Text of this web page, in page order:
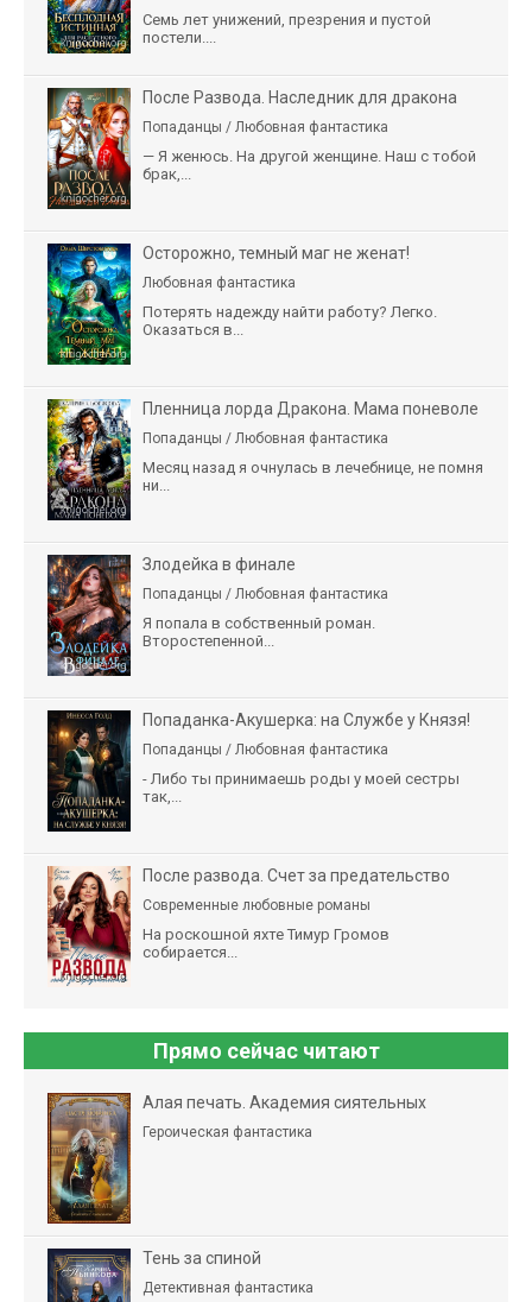
Семь лет унижений, презрения и пустой
постели....
После Развода. Наследник для дракона
Попаданцы / Любовная фантастика
— Я женюсь. На другой женщине. Наш с тобой
брак,...
Осторожно, темный маг не женат!
Любовная фантастика
Потерять надежду найти работу? Легко.
Оказаться в...
Пленница лорда Дракона. Мама поневоле
Попаданцы / Любовная фантастика
Месяц назад я очнулась в лечебнице, не помня
ни...
Злодейка в финале
Попаданцы / Любовная фантастика
Я попала в собственный роман.
Второстепенной...
Попаданка-Акушерка: на Службе у Князя!
Попаданцы / Любовная фантастика
- Либо ты принимаешь роды у моей сестры
так,...
После развода. Счет за предательство
Современные любовные романы
На роскошной яхте Тимур Громов
собирается...
Прямо сейчас читают
Алая печать. Академия сиятельных
Героическая фантастика
Тень за спиной
Детективная фантастика